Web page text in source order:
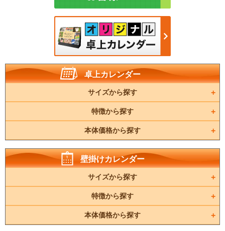
卓上カレンダー
サイズから探す
特徴から探す
本体価格から探す
壁掛けカレンダー
サイズから探す
特徴から探す
本体価格から探す